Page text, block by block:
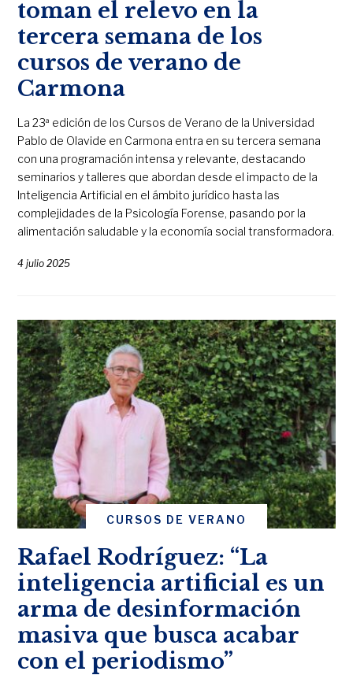
toman el relevo en la
tercera semana de los
cursos de verano de
Carmona
La 23ª edición de los Cursos de Verano de la Universidad
Pablo de Olavide en Carmona entra en su tercera semana
con una programación intensa y relevante, destacando
seminarios y talleres que abordan desde el impacto de la
Inteligencia Artificial en el ámbito jurídico hasta las
complejidades de la Psicología Forense, pasando por la
alimentación saludable y la economía social transformadora.
4 julio 2025
CURSOS DE VERANO
Rafael Rodríguez: “La
inteligencia artificial es un
arma de desinformación
masiva que busca acabar
con el periodismo”